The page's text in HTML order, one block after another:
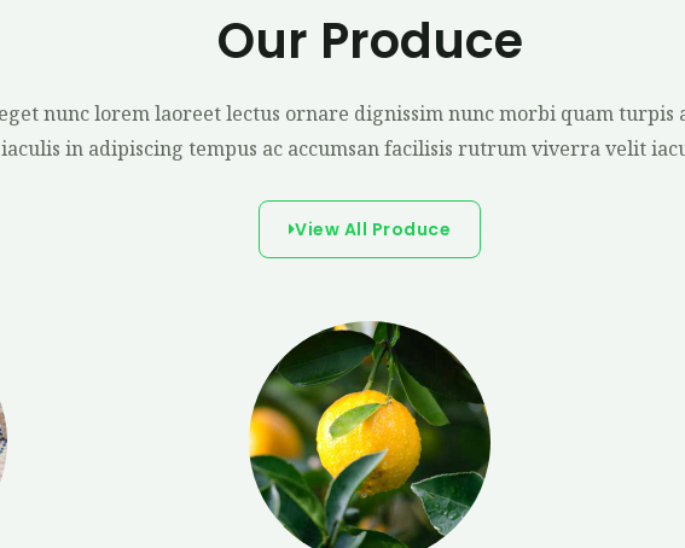
Our Produce
nunc lorem laoreet lectus ornare dignissim nunc morbi quam turpis
iaculis in adipiscing tempus ac accumsan facilisis rutrum viverra velit
View All Produce